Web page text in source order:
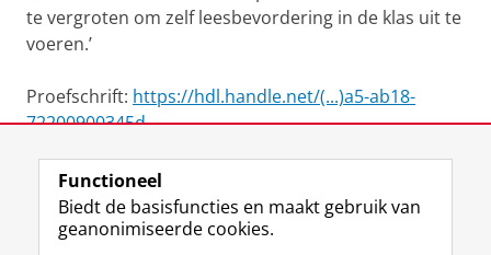
te vergroten om zelf leesbevordering in de klas uit te
voeren.’
Proefschrift: https://hdl.handle.net/(...)a5-ab18-
72200900345d
View this page in:English
Functioneel
Biedt de basisfuncties en maakt gebruik van
geanonimiseerde cookies.